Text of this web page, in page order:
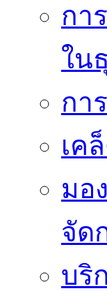
กา
ใน
กา
เค
มอ
จัด
บริ